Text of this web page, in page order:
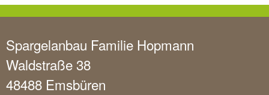
Spargelanbau Familie Hopmann
Waldstraße 38
48488 Emsbüren